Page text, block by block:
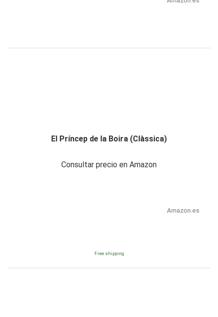
El Príncep de la Boira (Clàssica)
Consultar precio en Amazon
Amazon.es
Free shipping